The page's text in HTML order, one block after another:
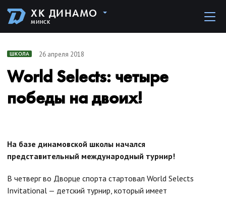
ХК ДИНАМО
МИНСК
ШКОЛА 26 апреля 2018
World Selects: четыре
победы на двоих!
На базе динамовской школы начался
представительный международный турнир!
В четверг во Дворце спорта стартовал World Selects
Invitational — детский турнир, который имеет